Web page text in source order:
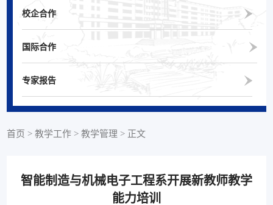
校企合作
国际合作
专家报告
首页 > 教学工作 > 教学管理 > 正文
智能制造与机械电子工程系开展新教师教学
能力培训